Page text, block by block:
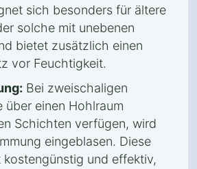
sich besonders für ältere
solche mit unebenen
bietet zusätzlich einen
vor Feuchtigkeit.
Bei zweischaligen
über einen Hohlraum
Schichten verfügen, wird
eingeblasen. Diese
und effektiv,